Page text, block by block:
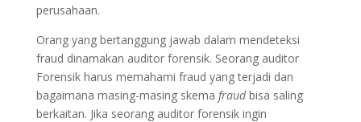
perusahaan.
Orang yang bertanggung jawab dalam mendeteksi
fraud dinamakan auditor forensik. Seorang auditor
Forensik harus memahami fraud yang terjadi dan
bagaimana masing-masing skema fraudbisa saling
berkaitan. Jika seorang auditor forensik ingin